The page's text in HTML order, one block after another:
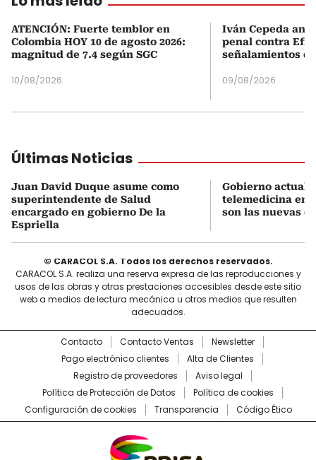
ATENCIÓN: Fuerte temblor en
Colombia HOY 10 de agosto 2026:
magnitud de 7.4 según SGC
10/08/2026
Iván Cepeda
penal contra
señalamientos
09/08/2026
Últimas Noticias
Juan David Duque asume como
superintendente de Salud
encargado en gobierno De la
Espriella
Gobierno
telemedicina en
son las nuevas
© CARACOL S.A. Todos los derechos reservados.
CARACOL S.A. realiza una reserva expresa de las reproducciones y
usos de las obras y otras prestaciones accesibles desde este sitio
web a medios de lectura mecánica u otros medios que resulten
adecuados.
Contacto Contacto Ventas
Newsletter
Pago electrónico clientes
Alta de Clientes
Registro de proveedores
Aviso legal
Política de Protección de Datos
Política de cookies
Configuración de cookies
Transparencia Código Ético